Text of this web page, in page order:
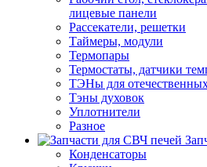
лицевые панели
Рассекатели, решетки
Таймеры, модули
Термопары
Термостаты, датчики
ТЭНы для
Тэны духовок
Уплотнители
Разное
Конденсаторы